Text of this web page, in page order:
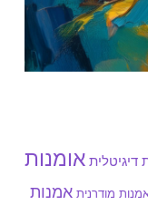
דיגיטלית אומנות
מודרנית אמנות